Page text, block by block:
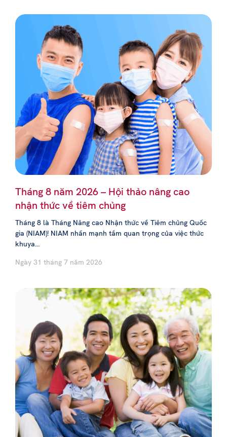
Tháng 8 năm 2026 – Hội thảo nâng cao
nhận thức về tiêm chủng
Tháng 8 là Tháng Nâng cao Nhận thức về Tiêm chủng Quốc
gia (NIAM)! NIAM nhấn mạnh tầm quan trọng của việc thức
khuya...
Ngày 31 tháng 7 năm 2026